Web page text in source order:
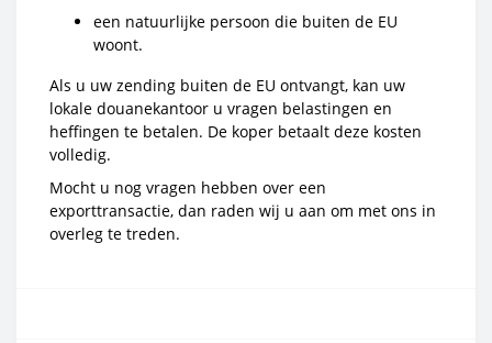
een natuurlijke persoon die buiten de EU
woont.
Als u uw zending buiten de EU ontvangt, kan uw
lokale douanekantoor u vragen belastingen en
heffingen te betalen. De koper betaalt deze kosten
volledig.
Mocht u nog vragen hebben over een
exporttransactie, dan raden wij u aan om met ons in
overleg te treden.